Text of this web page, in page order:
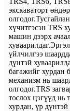
экскаваторт
хүчитгэсэн TRS
машин дээрх
үйлчилгээ
дүнтэй
багажийг хурдан
механизм нь
олгодог.TRS
тослох цэгүүд нь
хурдан, үр